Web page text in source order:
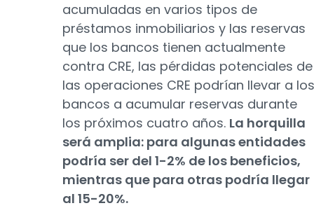
acumuladas en varios tipos de
préstamos inmobiliarios y las reservas
que los bancos tienen actualmente
contra CRE, las pérdidas potenciales de
las operaciones CRE podrían llevar a los
bancos a acumular reservas durante
los próximos cuatro años. La horquilla
será amplia: para algunas entidades
podría ser del 1-2% de los beneficios,
mientras que para otras podría llegar
al 15-20%.